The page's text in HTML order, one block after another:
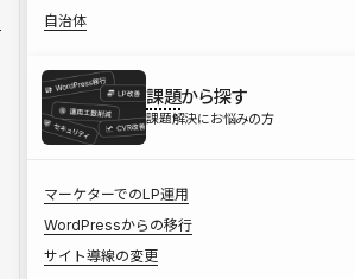
自治体
課題から探す
課題解決にお悩みの方
マーケターでのLP運用
WordPressからの移行
サイト導線の変更